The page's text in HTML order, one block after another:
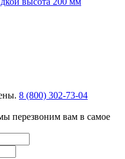
8 (800) 302-73-04
перезвоним вам в самое